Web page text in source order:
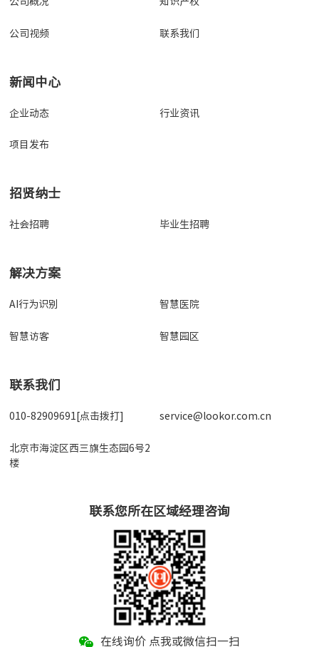
公司视频 联系我们
新闻中心
企业动态 行业资讯
项目发布
招贤纳士
社会招聘 毕业生招聘
解决方案
AI行为识别 智慧医院
智慧访客 智慧园区
联系我们
010-82909691[点击拨打] service@lookor.com.cn
北京市海淀区西三旗生态园6号2
楼
联系您所在区域经理咨询
在线询价 点我或微信扫一扫